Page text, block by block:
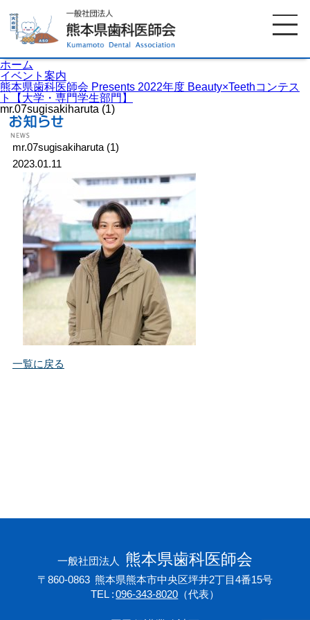
ホーム
イベント案内
熊本県歯科医師会 Presents 2022年度 Beauty×Teethコンテス
ト【大学・専門学生部門】
mr.07sugisakiharuta (1)
mr.07sugisakiharuta (1)
2023.01.11
一覧に戻る
一般社団法人 熊本県歯科医師会
〒860-0863 熊本県熊本市中央区坪井2丁目4番15号
TEL
096-343-8020 （代表）
ホーム
歯科医院検索
イベント案内 歯の豆知識
お知らせ 口腔保健センター
国保組合からのお知らせ 熊本歯科衛生士専門学院
会員専用ページ プライバシーポリシー
サイトマップ